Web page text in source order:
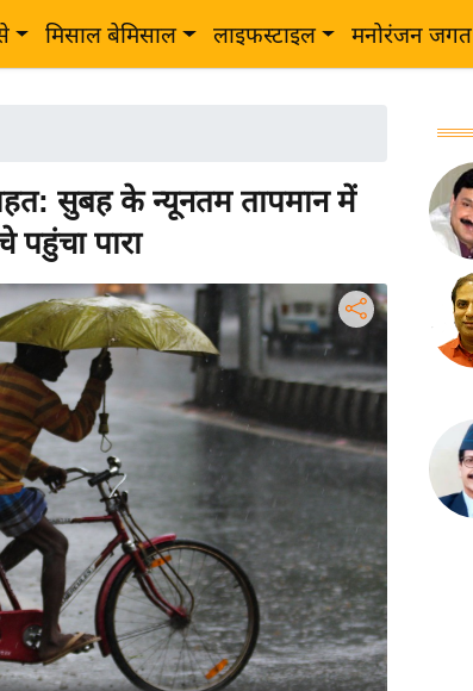
मिसाल बेमिसाल लाइफस्टाइल मनोरंजन जगत
सुबह के न्यूनतम तापमान में
पहुंचा पारा